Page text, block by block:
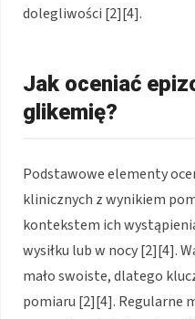
dolegliwości [2][4].
Jak oceniać
glikemię?
Podstawowe elementy
klinicznych z wynikiem
kontekstem ich
wysiłku lub w nocy [2][4].
mało swoiste, dlatego
pomiaru [2][4]. Regularne